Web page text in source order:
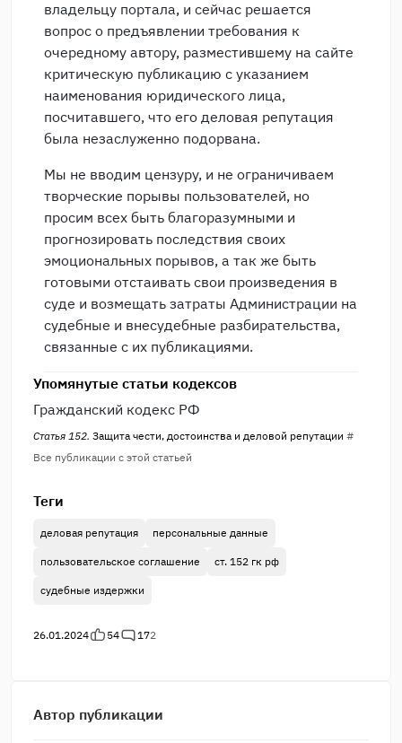
владельцу портала, и сейчас решается
вопрос о предъявлении требования к
очередному автору, разместившему на сайте
критическую публикацию с указанием
наименования юридического лица,
посчитавшего, что его деловая репутация
была незаслуженно подорвана.
Мы не вводим цензуру, и не ограничиваем
творческие порывы пользователей, но
просим всех быть благоразумными и
прогнозировать последствия своих
эмоциональных порывов, а так же быть
готовыми отстаивать свои произведения в
суде и возмещать затраты Администрации на
судебные и внесудебные разбирательства,
связанные с их публикациями.
Упомянутые статьи кодексов
Гражданский кодекс РФ
Статья 152. Защита чести, достоинства и деловой репутации #
Все публикации с этой статьей
Теги
деловая репутация персональные данные
пользовательское соглашение ст. 152 гк рф
судебные издержки
26.01.2024 54 172
Автор публикации